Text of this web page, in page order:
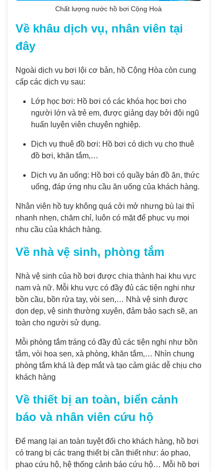
Chất lượng nước hồ bơi Cộng Hoà
Về khâu dịch vụ, nhân viên tại
đây
Ngoài dịch vụ bơi lội cơ bản, hồ Cộng Hòa còn cung
cấp các dịch vụ sau:
Lớp học bơi: Hồ bơi có các khóa học bơi cho
người lớn và trẻ em, được giảng dạy bởi đội ngũ
huấn luyện viên chuyên nghiệp.
Dịch vụ thuê đồ bơi: Hồ bơi có dịch vụ cho thuê
đồ bơi, khăn tắm,…
Dịch vụ ăn uống: Hồ bơi có quầy bán đồ ăn, thức
uống, đáp ứng nhu cầu ăn uống của khách hàng.
Nhân viên hồ tuy không quá cởi mở nhưng bù lại thì
nhanh nhẹn, chăm chỉ, luôn có mặt để phục vụ mọi
nhu cầu của khách hàng.
Về nhà vệ sinh, phòng tắm
Nhà vệ sinh của hồ bơi được chia thành hai khu vực
nam và nữ. Mỗi khu vực có đầy đủ các tiện nghi như
bồn cầu, bồn rửa tay, vòi sen,… Nhà vệ sinh được
dọn dẹp, vệ sinh thường xuyên, đảm bảo sạch sẽ, an
toàn cho người sử dụng.
Mỗi phòng tắm tráng có đầy đủ các tiện nghi như bồn
tắm, vòi hoa sen, xà phòng, khăn tắm,… Nhìn chung
phòng tắm khá là đẹp mắt và tạo cảm giác dễ chịu cho
khách hàng
Về thiết bị an toàn, biển cảnh
báo và nhân viên cứu hộ
Để mang lại an toàn tuyệt đối cho khách hàng, hồ bơi
có trang bị các trang thiết bị cần thiết như: áo phao,
phao cứu hộ, hệ thống cảnh báo cứu hộ… Mỗi hồ bơi